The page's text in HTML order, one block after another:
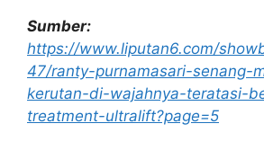
Sumber:
https://www.liputan6.com/
47/ranty-purnamasari-senang-
kerutan-di-wajahnya-teratasi-
treatment-ultralift?page=5